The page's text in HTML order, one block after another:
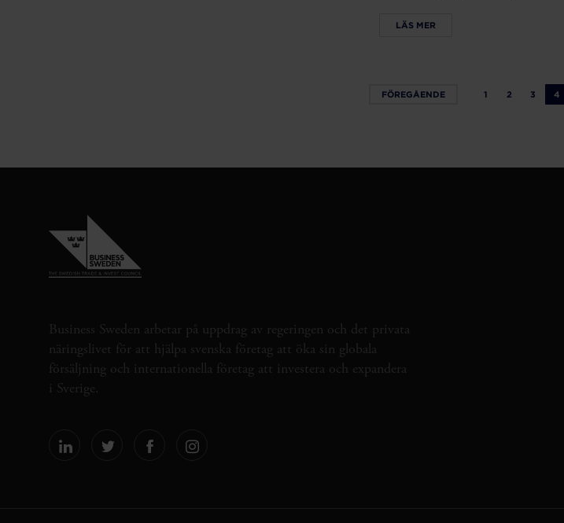
ditt företag kan använda
LÄS MER
FÖREGÅENDE 1 2 3 4
Business Sweden arbetar på uppdrag av regeringen och det privata
näringslivet för att hjälpa svenska företag att öka sin globala
försäljning och internationella företag att investera och expandera
i Sverige.